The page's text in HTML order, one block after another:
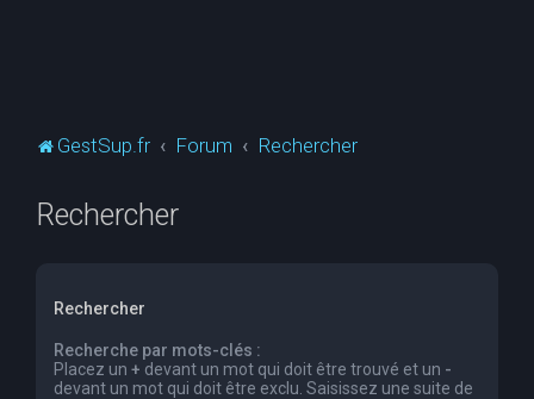
GestSup.fr Forum Rechercher
Rechercher
Rechercher
Recherche par mots-clés :
Placez un + devant un mot qui doit être trouvé et un -
devant un mot qui doit être exclu. Saisissez une suite de